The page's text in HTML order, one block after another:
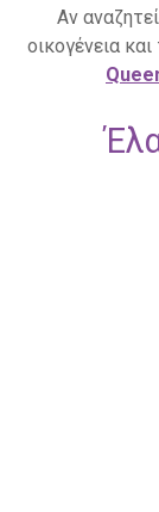
Αν
οικογένεια